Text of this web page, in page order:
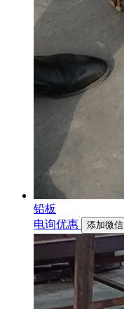
铅板
电询优惠
添加微信